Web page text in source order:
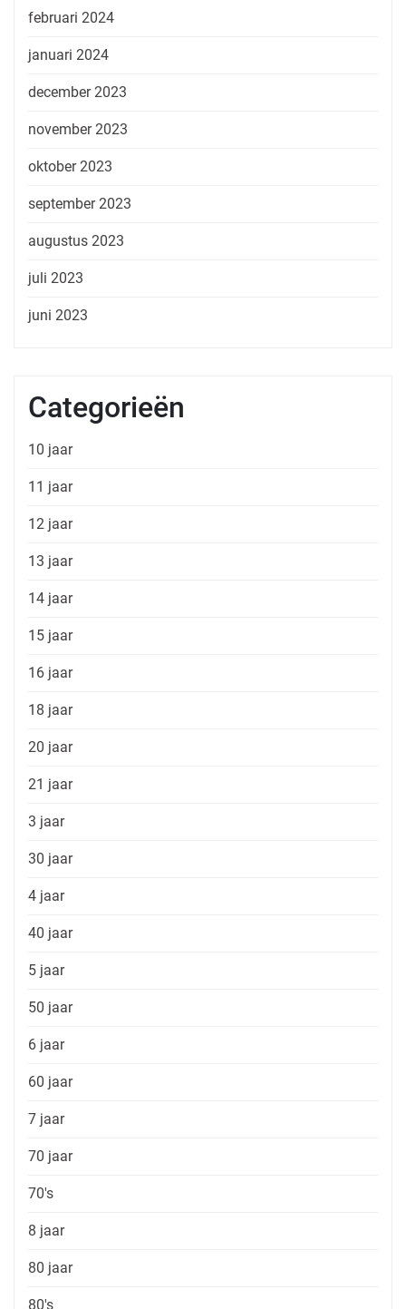
februari 2024
januari 2024
december 2023
november 2023
oktober 2023
september 2023
augustus 2023
juli 2023
juni 2023
Categorieën
10 jaar
11 jaar
12 jaar
13 jaar
14 jaar
15 jaar
16 jaar
18 jaar
20 jaar
21 jaar
3 jaar
30 jaar
4 jaar
40 jaar
5 jaar
50 jaar
6 jaar
60 jaar
7 jaar
70 jaar
70's
8 jaar
80 jaar
80's